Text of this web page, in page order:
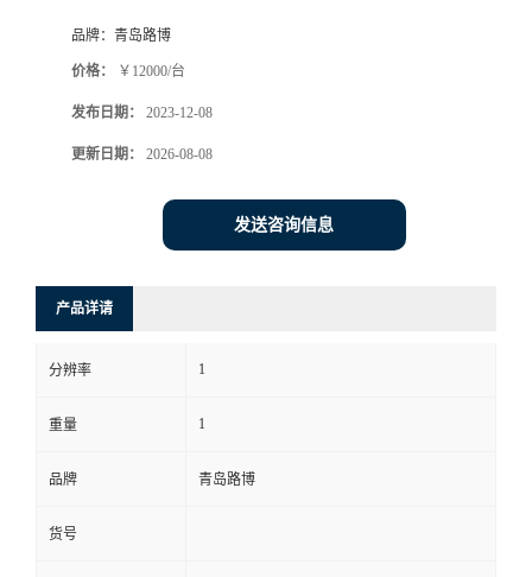
系
方
式
品牌： 青岛路博
价格： ￥12000/台
发布日期： 2023-12-08
更新日期： 2026-08-08
发送咨询信息
产品详请
分辨率 1
重量 1
品牌 青岛路博
货号